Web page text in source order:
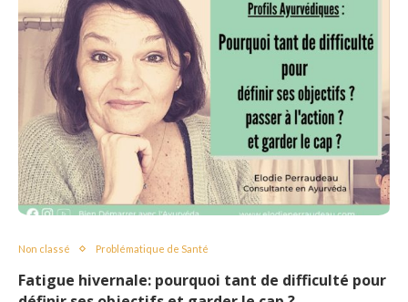
Non classé Problématique de Santé
Fatigue hivernale: pourquoi tant de difficulté pour